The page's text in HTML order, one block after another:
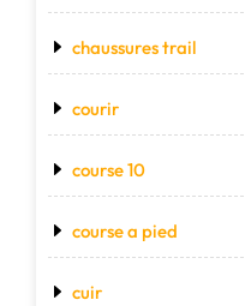
chaussures trail
courir
course 10
course a pied
cuir